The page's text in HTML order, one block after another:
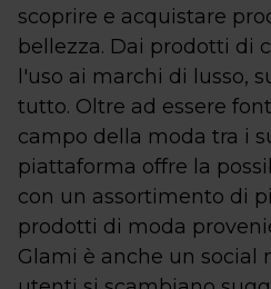
scoprire e acquistare
bellezza. Dai prodotti di
l'uso ai marchi di lusso,
tutto. Oltre ad essere
campo della moda tra i
piattaforma offre la
con un assortimento di
prodotti di moda
Glami è anche un social